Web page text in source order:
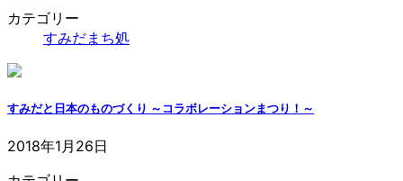
カテゴリー
すみだまち処
すみだと日本のものづくり ～コラボレーションまつり！～
2018年1月26日